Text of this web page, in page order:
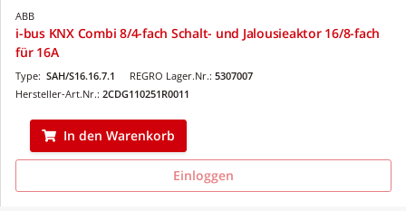
ABB
i-bus KNX Combi 8/4-fach Schalt- und Jalousieaktor 16/8-fach
für 16A
REGRO Lager.Nr.: 5307007
Type: SAH/S16.16.7.1
Hersteller-Art.Nr.: 2CDG110251R0011
In den Warenkorb
Einloggen